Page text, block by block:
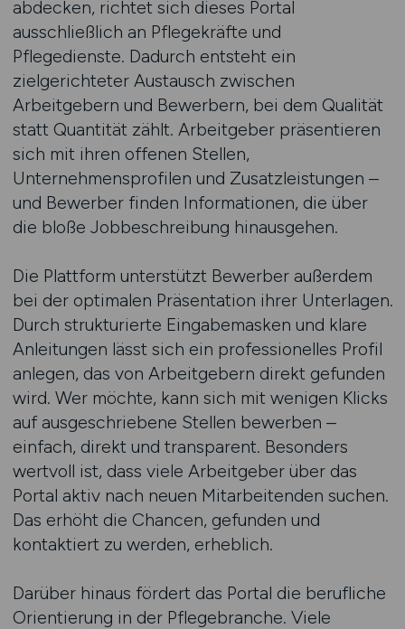
abdecken, richtet sich dieses Portal
ausschließlich an Pflegekräfte und
Pflegedienste. Dadurch entsteht ein
zielgerichteter Austausch zwischen
Arbeitgebern und Bewerbern, bei dem Qualität
statt Quantität zählt. Arbeitgeber präsentieren
sich mit ihren offenen Stellen,
Unternehmensprofilen und Zusatzleistungen –
und Bewerber finden Informationen, die über
die bloße Jobbeschreibung hinausgehen.
Die Plattform unterstützt Bewerber außerdem
bei der optimalen Präsentation ihrer Unterlagen.
Durch strukturierte Eingabemasken und klare
Anleitungen lässt sich ein professionelles Profil
anlegen, das von Arbeitgebern direkt gefunden
wird. Wer möchte, kann sich mit wenigen Klicks
auf ausgeschriebene Stellen bewerben –
einfach, direkt und transparent. Besonders
wertvoll ist, dass viele Arbeitgeber über das
Portal aktiv nach neuen Mitarbeitenden suchen.
Das erhöht die Chancen, gefunden und
kontaktiert zu werden, erheblich.
Darüber hinaus fördert das Portal die berufliche
Orientierung in der Pflegebranche. Viele